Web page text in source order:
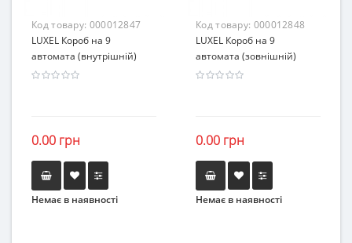
Код товару: 000012847
LUXEL Короб на 9
автомата (внутрішній)
0.00 грн
Немає в наявності
Код товару: 000012848
LUXEL Короб на 9
автомата (зовнішній)
0.00 грн
Немає в наявності